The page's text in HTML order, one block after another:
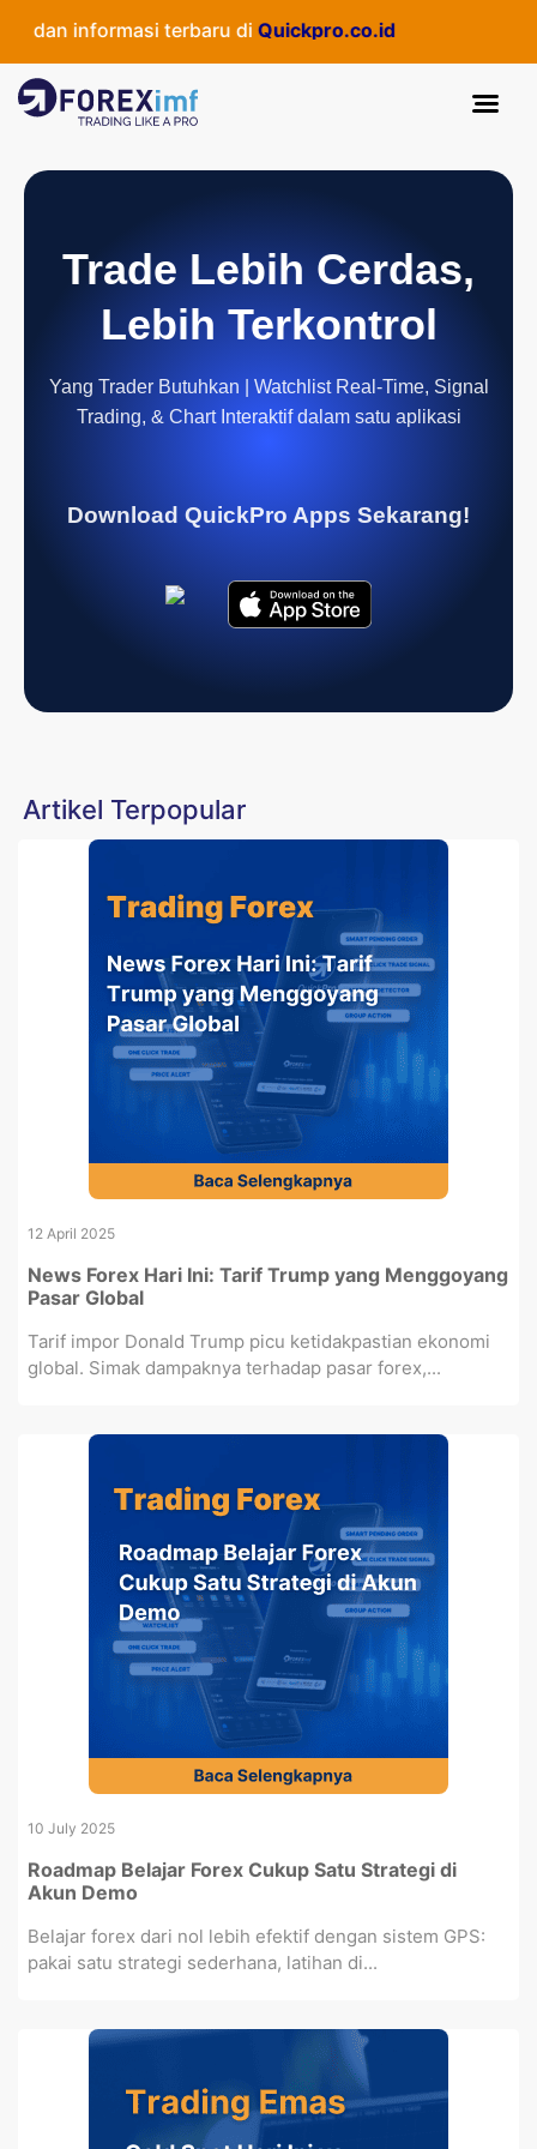
informasi terbaru di Quickpro.co.id
Trade Lebih Cerdas,
Lebih Terkontrol
Yang Trader Butuhkan | Watchlist Real-Time, Signal
Trading, & Chart Interaktif dalam satu aplikasi
Download QuickPro Apps Sekarang!
Artikel Terpopular
12 April 2025
News Forex Hari Ini: Tarif Trump yang Menggoyang
Pasar Global
Tarif impor Donald Trump picu ketidakpastian ekonomi
global. Simak dampaknya terhadap pasar forex,...
10 July 2025
Roadmap Belajar Forex Cukup Satu Strategi di
Akun Demo
Belajar forex dari nol lebih efektif dengan sistem GPS:
pakai satu strategi sederhana, latihan di...